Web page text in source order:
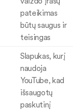
pateikimas
būtų saugus ir
teisingas
Slapukas, kurį
naudoja
YouTube, kad
išsaugotų
paskutinį